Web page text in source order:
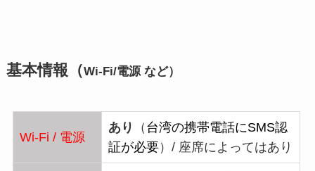
基本情報（Wi-Fi/電源 など）
Wi-Fi / 電源
あり （ 台湾の携帯電話にSMS認
証が必要）/ 座席によってはあり